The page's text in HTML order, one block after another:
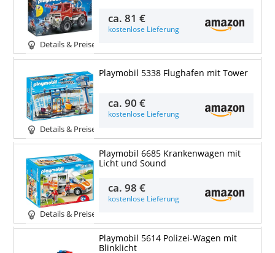
Details & Preise
ca.81 €
kostenlose Lieferung
Details & Preise
Playmobil 5338 Flughafen mit Tower
ca.90 €
kostenlose Lieferung
Details & Preise
Playmobil 6685 Krankenwagen mit
Licht und Sound
ca.98 €
kostenlose Lieferung
Playmobil 5614 Polizei-Wagen mit
Blinklicht